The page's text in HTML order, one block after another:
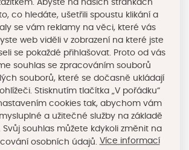
k projektu uvádí:
úložiště bude mít životnost
Oproti tomu by bylo nutné běžný
tepelné čerpadlo, za dobu
vyměnit minimálně třikrát.“
od roku 2021 ve spolupráci s
odborníky i veřejností. Na
Abyste na našich stránkách
co hledáte, ušetřili spoustu klikání a
se vám reklamy na věci, které vás
web viděli v zobrazení na které jste
se pokaždé přihlašovat. Proto od vás
souhlas se zpracováním souborů
souborů, které se dočasně ukládají
Stisknutím tlačítka „V pořádku“
cookies tak, abychom vám
a užitečné služby na základě
souhlas můžete kdykoli změnit na
osobních údajů. Více informací